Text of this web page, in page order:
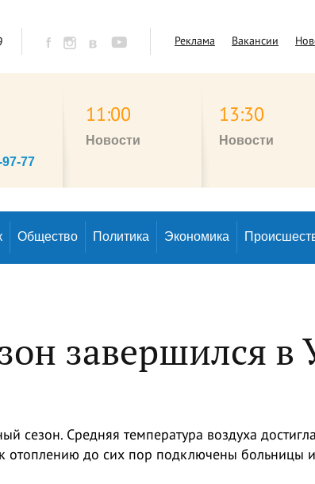
Реклама Вакансии
97-77
11:00
Новости
13:30
Новости
Общество Политика Экономика
завершился в
сезон. Средняя температура воздуха
отоплению до сих пор подключены больницы